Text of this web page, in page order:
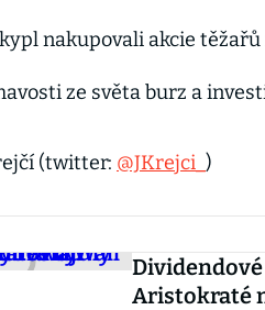
nakupovali akcie
ze světa burz a
(twitter: @JKrejci_ )
Aristokraté